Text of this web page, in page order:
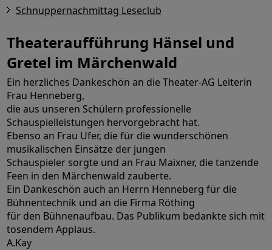
Schnuppernachmittag Leseclub
Theateraufführung Hänsel und
Gretel im Märchenwald
Ein herzliches Dankeschön an die Theater-AG Leiterin
Frau Henneberg,
die aus unseren Schülern professionelle
Schauspielleistungen hervorgebracht hat.
Ebenso an Frau Ufer, die für die wunderschönen
musikalischen Einsätze der jungen
Schauspieler sorgte und an Frau Maixner, die tanzende
Feen in den Märchenwald zauberte.
Ein Dankeschön auch an Herrn Henneberg für die
Bühnentechnik und an die Firma Röthing
für den Bühnenaufbau. Das Publikum bedankte sich mit
tosendem Applaus.
A.Kay